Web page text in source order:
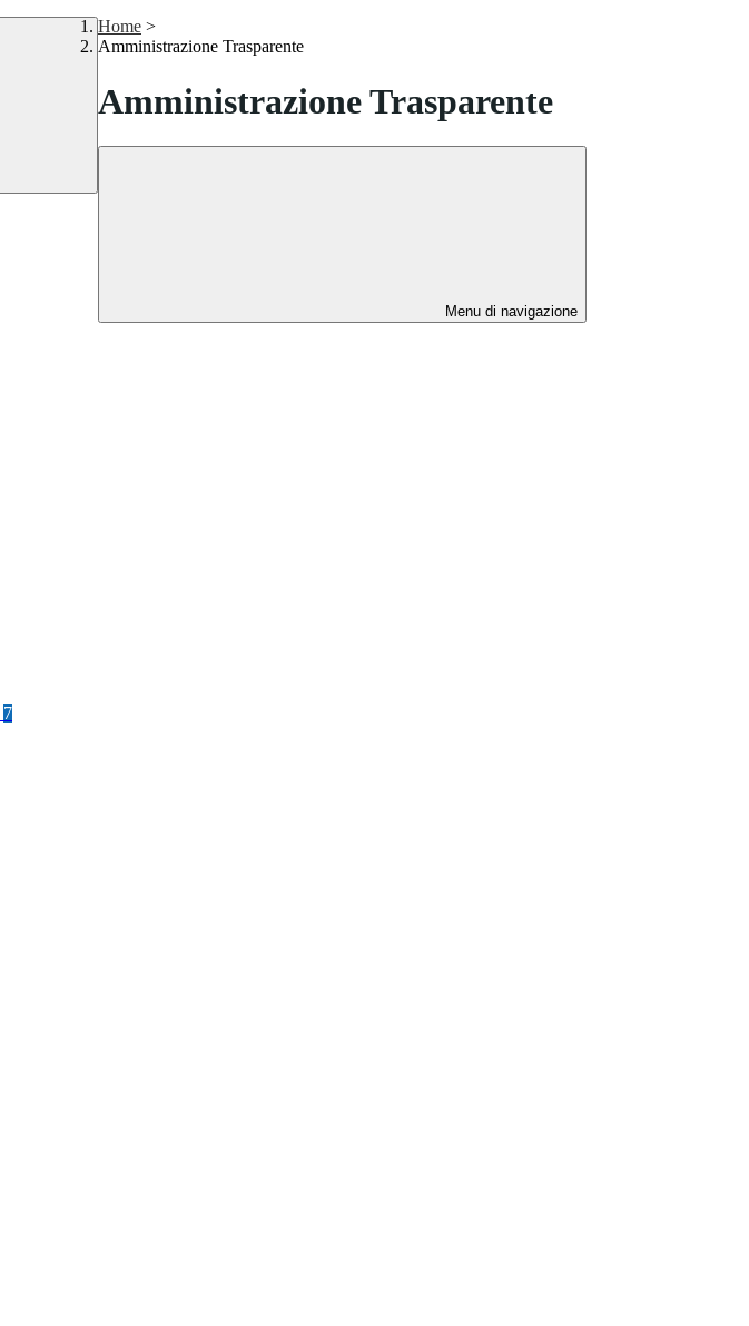
Home >
Amministrazione Trasparente
Amministrazione Trasparente
Menu di navigazione
7